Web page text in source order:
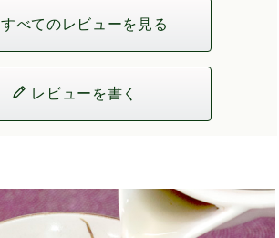
すべてのレビューを見る
レビューを書く